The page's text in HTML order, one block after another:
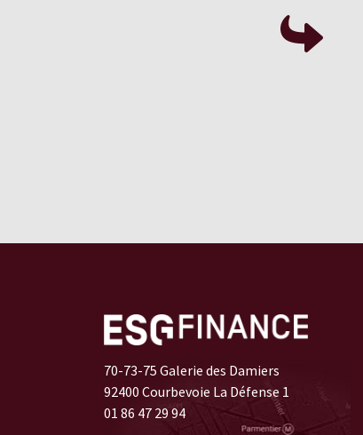
70-73-75 Galerie des Damiers
92400 Courbevoie La Défense 1
01 86 47 29 94